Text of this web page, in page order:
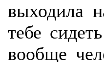
выходила
тебе
вообще